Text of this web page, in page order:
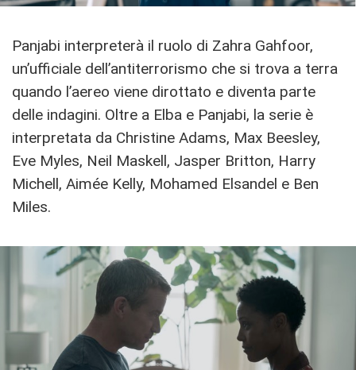
Panjabi interpreterà il ruolo di Zahra Gahfoor,
un’ufficiale dell’antiterrorismo che si trova a terra
quando l’aereo viene dirottato e diventa parte
delle indagini. Oltre a Elba e Panjabi, la serie è
interpretata da Christine Adams, Max Beesley,
Eve Myles, Neil Maskell, Jasper Britton, Harry
Michell, Aimée Kelly, Mohamed Elsandel e Ben
Miles.